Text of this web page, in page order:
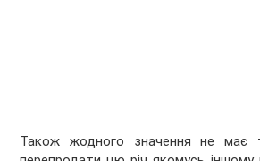
Також жодного значення не має